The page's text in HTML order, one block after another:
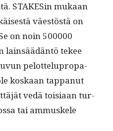
STAKESin mukaan
väestöstä on
on noin 500000
lain­säädän­tö tekee
pelot­telupro­pa­
koskaan tap­panut
vedä toisi­aan tur­
tai ammuskele